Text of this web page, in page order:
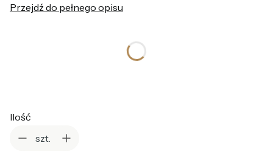
Przejdź do pełnego opisu
Ilość
szt.